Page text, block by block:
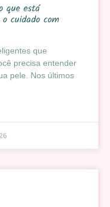
que está
cuidado com
que
precisa entender
pele. Nos últimos